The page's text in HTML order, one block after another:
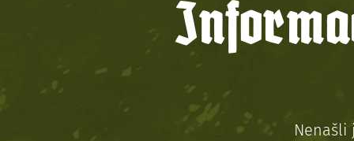
Nenašli